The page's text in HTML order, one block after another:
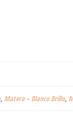
, Matera – Blanco Brillo,